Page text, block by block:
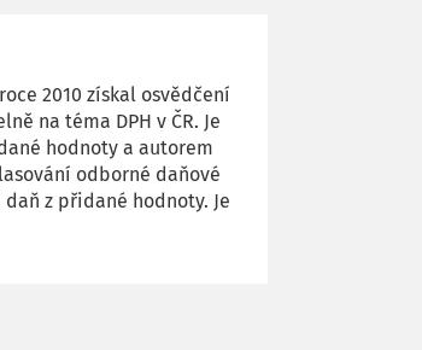
2010 získal osvědčení
na téma DPH v ČR. Je
hodnoty a autorem
odborné daňové
z přidané hodnoty. Je